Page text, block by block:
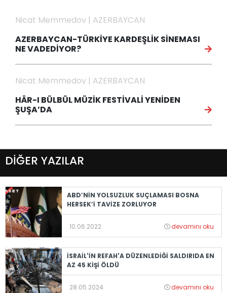
Nicat Memmedov | AZERBAYCAN
AZERBAYCAN-TÜRKİYE KARDEŞLİK SİNEMASI
NE VADEDİYOR?
Nicat Memmedov | AZERBAYCAN
HÂR-I BÜLBÜL MÜZİK FESTİVALİ YENİDEN
ŞUŞA’DA
DİĞER YAZILAR
ABD’NİN YOLSUZLUK SUÇLAMASI BOSNA
HERSEK’İ TAVİZE ZORLUYOR
10.06.2022 devamını oku
İSRAİL'İN REFAH'A DÜZENLEDİĞİ SALDIRIDA EN
AZ 45 KİŞİ ÖLDÜ
28.05.2024 devamını oku